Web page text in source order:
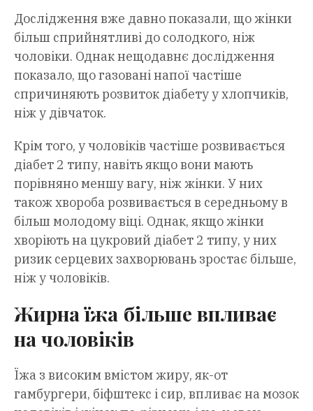
Дослідження вже давно показали, що жінки
більш сприйнятливі до солодкого, ніж
чоловіки. Однак нещодавнє дослідження
показало, що газовані напої частіше
спричиняють розвиток діабету у хлопчиків,
ніж у дівчаток.
Крім того, у чоловіків частіше розвивається
діабет 2 типу, навіть якщо вони мають
порівняно меншу вагу, ніж жінки. У них
також хвороба розвивається в середньому в
більш молодому віці. Однак, якщо жінки
хворіють на цукровий діабет 2 типу, у них
ризик серцевих захворювань зростає більше,
ніж у чоловіків.
Жирна їжа більше впливає
на чоловіків
Їжа з високим вмістом жиру, як-от
гамбургери, біфштекс і сир, впливає на мозок